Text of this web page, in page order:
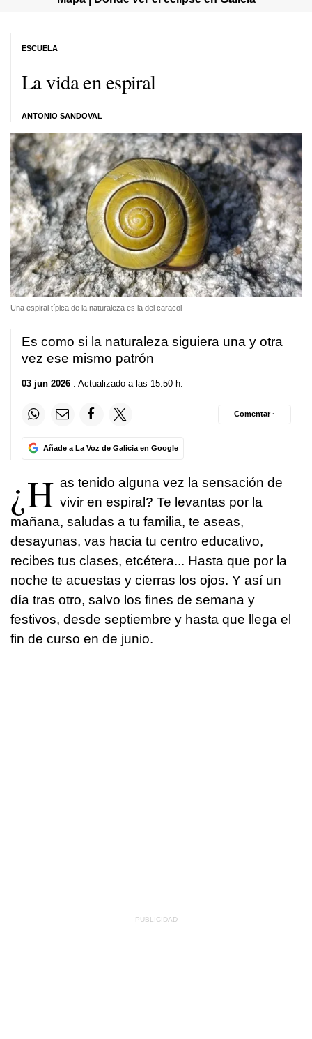
La vida en espiral
ANTONIO SANDOVAL
ESCUELA
Una espiral típica de la naturaleza es la del caracol
Es como si la naturaleza siguiera una y otra
vez ese mismo patrón
03 jun 2026 . Actualizado a las 15:50 h.
Añade a La Voz de Galicia en Google
Comentar ·
¿H as tenido alguna vez la sensación de
vivir en espiral? Te levantas por la
mañana, saludas a tu familia, te aseas,
desayunas, vas hacia tu centro educativo,
recibes tus clases, etcétera... Hasta que por la
noche te acuestas y cierras los ojos. Y así un
día tras otro, salvo los fines de semana y
festivos, desde septiembre y hasta que llega el
fin de curso en de junio.